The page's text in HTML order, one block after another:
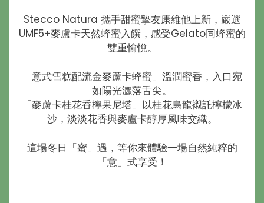
Stecco Natura 攜手甜蜜摯友康維他上新，嚴選
UMF5+麥盧卡天然蜂蜜入饌，感受Gelato同蜂蜜的
雙重愉悅。
「意式雪糕配流金麥蘆卡蜂蜜」溫潤蜜香，入口宛
如陽光灑落舌尖。
「麥蘆卡桂花香檸果尼塔」以桂花烏龍襯託檸檬冰
沙，淡淡花香與麥盧卡醇厚風味交織。
這場冬日「蜜」遇，等你來體驗一場自然純粹的
「意」式享受！